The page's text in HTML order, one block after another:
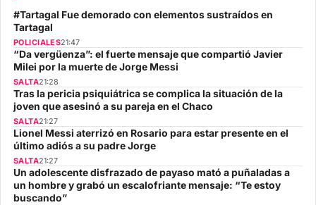
#Tartagal Fue demorado con elementos sustraídos en
Tartagal
POLICIALES21:47
“Da vergüenza”: el fuerte mensaje que compartió Javier
Milei por la muerte de Jorge Messi
SALTA21:28
Tras la pericia psiquiátrica se complica la situación de la
joven que asesinó a su pareja en el Chaco
SALTA21:27
Lionel Messi aterrizó en Rosario para estar presente en el
último adiós a su padre Jorge
SALTA21:27
Un adolescente disfrazado de payaso mató a puñaladas a
un hombre y grabó un escalofriante mensaje: “Te estoy
buscando”